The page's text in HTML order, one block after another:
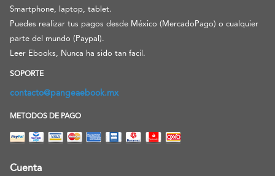
Smartphone, laptop, tablet.
Puedes realizar tus pagos desde México (MercadoPago) o cualquier
parte del mundo (Paypal).
Leer Ebooks, Nunca ha sido tan facil.
SOPORTE
contacto@pangeaebook.mx
METODOS DE PAGO
Cuenta